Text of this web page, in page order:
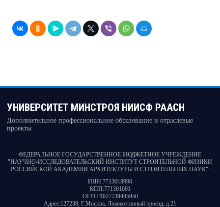
УНИВЕРСИТЕТ МИНСТРОЯ НИИСФ РААСН
Дополнительное профессиональное образование и отраслевые
проекты
ФЕДЕРАЛЬНОЕ ГОСУДАРСТВЕННОЕ БЮДЖЕТНОЕ УЧРЕЖДЕНИЕ
"НАУЧНО-ИССЛЕДОВАТЕЛЬСКИЙ ИНСТИТУТ СТРОИТЕЛЬНОЙ ФИЗИКИ
РОССИЙСКОЙ АКАДЕМИИ АРХИТЕКТУРЫ И СТРОИТЕЛЬНЫХ НАУК":
ИНН:7713018998
КПП:771301001
ОГРН:1027739485950
Адрес:127238, Г.Москва, Локомотивный проезд, д.21